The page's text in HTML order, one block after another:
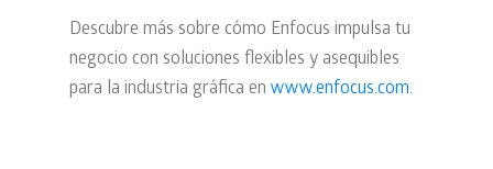
Descubre más sobre cómo Enfocus impulsa tu
negocio con soluciones flexibles y asequibles
para la industria gráfica en www.enfocus.com.